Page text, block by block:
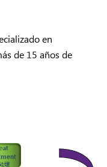
en
de 15 años de